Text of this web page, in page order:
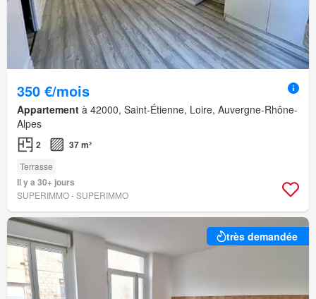
350 €/mois
Appartement à 42000, Saint-Étienne, Loire, Auvergne-Rhône-
Alpes
2 37 m²
Terrasse
Il y a 30+ jours
SUPERIMMO - SUPERIMMO
très demandée